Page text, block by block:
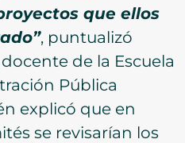
que ellos
, puntualizó
de la Escuela
Pública
explicó que en
se revisarían los